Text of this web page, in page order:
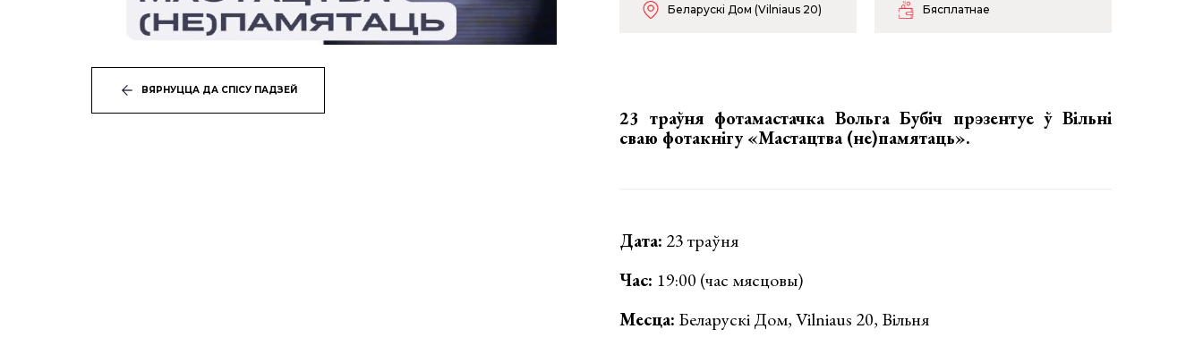
ВЯРНУЦЦА ДА СПІСУ ПАДЗЕЙ
Беларускі Дом (Vilniaus 20) Бясплатнае
23 траўня фотамастачка Вольга Бубіч прэзентуе ў Вільні
сваю фотакнігу «Мастацтва (не)памятаць».
Дата: 23 траўня
Час: 19:00 (час мясцовы)
Месца: Беларускі Дом, Vilniaus 20, Вільня